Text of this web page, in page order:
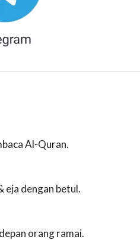
Al-Quran.
eja dengan betul.
orang ramai.